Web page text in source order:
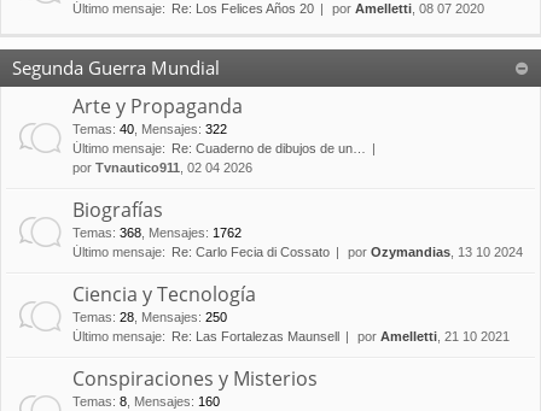
Último mensaje:
Re: Los Felices Años 20 por Amelletti , 08 07 2020
Segunda Guerra Mundial
Arte y Propaganda
Temas: 40 Mensajes: 322
Último mensaje:
Re: Cuaderno de dibujos de un…
por Tvnautico911 , 02 04 2026
Biografías
Temas: 368 Mensajes: 1762
Último mensaje:
Re: Carlo Fecia di Cossato por Ozymandias , 13 10 2024
Ciencia y Tecnología
Temas: 28 Mensajes: 250
Último mensaje:
Re: Las Fortalezas Maunsell por Amelletti , 21 10 2021
Conspiraciones y Misterios
Temas: 8 Mensajes: 160